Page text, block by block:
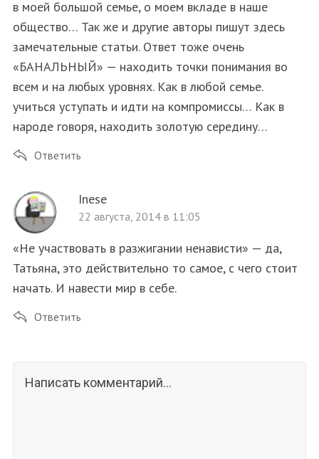
в моей большой семье, о моем вкладе в наше
общество… Так же и другие авторы пишут здесь
замечательные статьи. Ответ тоже очень
«БАНАЛЬНЫЙ» — находить точки понимания во
всем и на любых уровнях. Как в любой семье.
учиться уступать и идти на компромиссы… Как в
народе говоря, находить золотую середину…
Ответить
Inese
22 августа, 2014 в 11:05
«Не участвовать в разжигании ненависти» — да,
Татьяна, это действительно то самое, с чего стоит
начать. И навести мир в себе.
Ответить